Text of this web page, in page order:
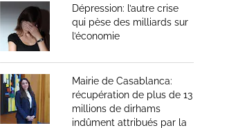
Dépression: l’autre crise
qui pèse des milliards sur
l’économie
Mairie de Casablanca:
récupération de plus de 13
millions de dirhams
indûment attribués par la